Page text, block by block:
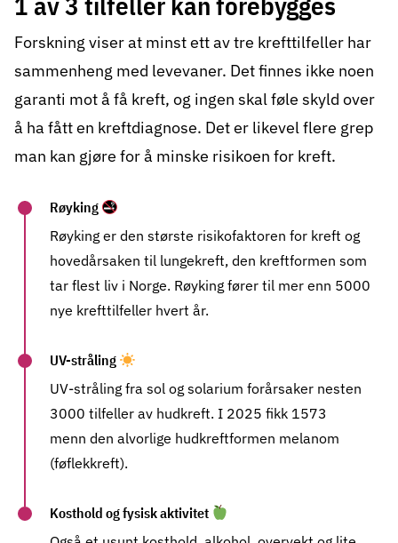
Forskning viser at minst ett av tre krefttilfeller har
sammenheng med levevaner. Det finnes ikke noen
garanti mot å få kreft, og ingen skal føle skyld over
å ha fått en kreftdiagnose. Det er likevel flere grep
man kan gjøre for å minske risikoen for kreft.
Røyking
Røyking er den største risikofaktoren for kreft og
hovedårsaken til lungekreft, den kreftformen som
tar flest liv i Norge. Røyking fører til mer enn 5000
nye krefttilfeller hvert år.
UV-stråling
UV-stråling fra sol og solariumforårsaker nesten
3000 tilfeller av hudkreft. I 2025 fikk 1573
menn den alvorlige hudkreftformen melanom
(føflekkreft).
Kosthold og fysisk aktivitet